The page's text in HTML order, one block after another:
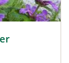
im